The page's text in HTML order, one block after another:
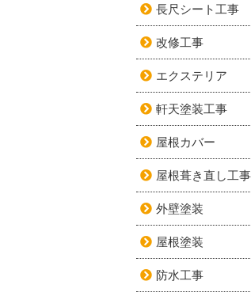
長尺シート工事
改修工事
エクステリア
軒天塗装工事
屋根カバー
屋根葺き直し工事
外壁塗装
屋根塗装
防水工事